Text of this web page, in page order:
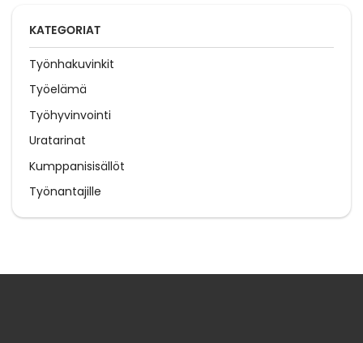
KATEGORIAT
Työnhakuvinkit
Työelämä
Työhyvinvointi
Uratarinat
Kumppanisisällöt
Työnantajille